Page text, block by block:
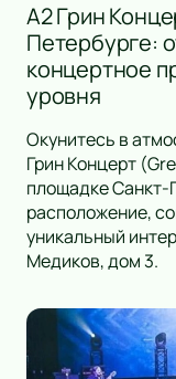
A2 Грин
Петербурге:
концертное
уровня
Окунитесь в
Грин Концерт
площадке Санкт-
расположение,
уникальный
Медиков, дом 3.